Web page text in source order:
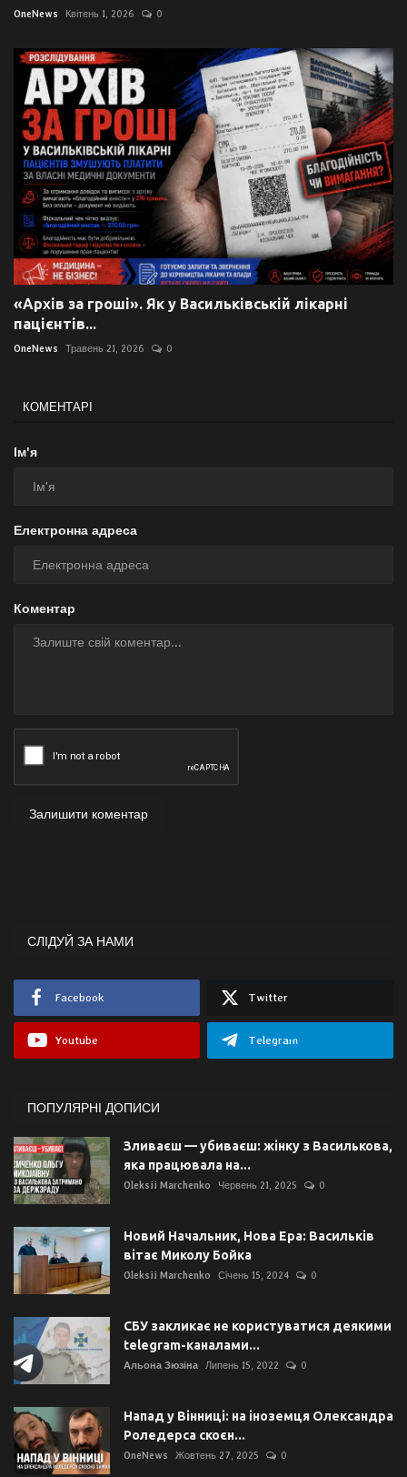
OneNews Квітень 1, 2026 0
«Архів за гроші». Як у Васильківській лікарні
пацієнтів...
OneNews Травень 21, 2026 0
КОМЕНТАРІ
Ім'я
Електронна адреса
Коментар
Залишити коментар
СЛІДУЙ ЗА НАМИ
Facebook Twitter
Youtube Telegram
ПОПУЛЯРНІ ДОПИСИ
Зливаєш — убиваєш: жінку з Василькова,
яка працювала на...
Oleksii Marchenko Червень 21, 2025 0
Новий Начальник, Нова Ера: Васильків
вітає Миколу Бойка
Oleksii Marchenko Січень 15, 2024 0
СБУ закликає не користуватися деякими
telegram-каналами...
Альона Зюзіна Липень 15, 2022 0
Напад у Вінниці: на іноземця Олександра
Роледерса скоєн...
OneNews Жовтень 27, 2025 0